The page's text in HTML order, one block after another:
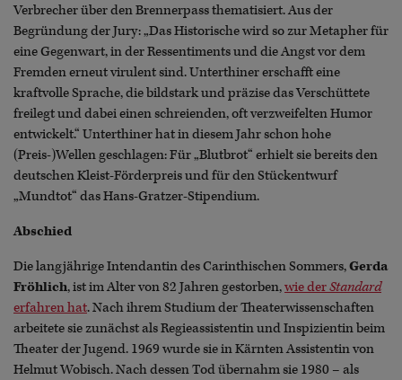
Verbrecher über den Brennerpass thematisiert. Aus der
Begründung der Jury: „Das Historische wird so zur Metapher für
eine Gegenwart, in der Ressentiments und die Angst vor dem
Fremden erneut virulent sind. Unterthiner erschafft eine
kraftvolle Sprache, die bildstark und präzise das Verschüttete
freilegt und dabei einen schreienden, oft verzweifelten Humor
entwickelt.“ Unterthiner hat in diesem Jahr schon hohe
(Preis-)Wellen geschlagen: Für „Blutbrot“ erhielt sie bereits den
deutschen Kleist-Förderpreis und für den Stückentwurf
„Mundtot“ das Hans-Gratzer-Stipendium.
Abschied
Die langjährige Intendantin des Carinthischen Sommers,Gerda
Fröhlich, ist im Alter von 82 Jahren gestorben,wie derStandard
erfahren hat. Nach ihrem Studium der Theaterwissenschaften
arbeitete sie zunächst als Regieassistentin und Inspizientin beim
Theater der Jugend. 1969 wurde sie in Kärnten Assistentin von
Helmut Wobisch. Nach dessen Tod übernahm sie 1980 – als